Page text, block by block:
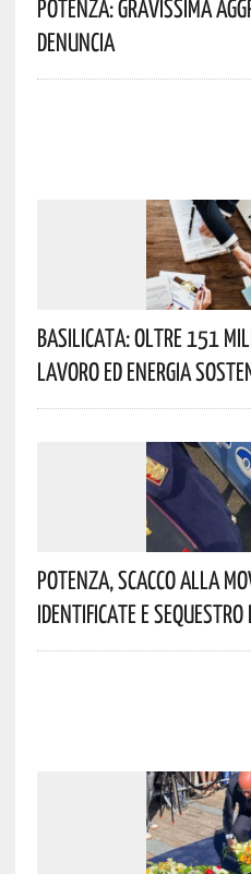
Potenza: Gravissima
Denuncia
Basilicata: Oltre 151
Lavoro Ed Energia
Potenza, Scacco Alla
Identificate E Sequestro